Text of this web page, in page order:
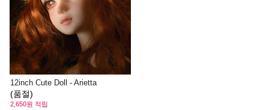
12inch Cute Doll - Arietta
(품절)
2,650원 적립